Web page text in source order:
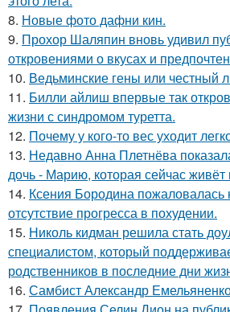
8. Новые фото дафни кин.
9. Прохор Шаляпин вновь удивил
откровениями о вкусах и
10. Ведьминские гены или честный
11. Билли айлиш впервые так
жизни с синдромом туретта.
12. Почему у кого-то вес уходит
13. Недавно Анна Плетнёва
дочь - Марию, которая сейчас
14. Ксения Бородина
отсутствие прогресса в похудении.
15. Николь кидман решила стать
специалистом, который
родственников в последние дни
16. Самбист Александр